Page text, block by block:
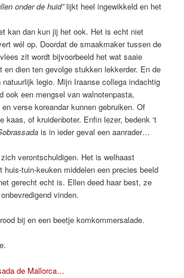
onder de huid”lijkt heel ingewikkeld en het
kan dan kun jij het ook. Het is echt niet
wél op. Doordat de smaakmaker tussen de
zit wordt bijvoorbeeld het wat saaie
en dien ten gevolge stukken lekkerder. En de
natuurlijk legio. Mijn Iraanse collega indachtig
ook een mengsel van walnotenpasta,
verse koreandar kunnen gebruiken. Of
kaas, of kruidenboter. Enfin lezer, bedenk ‘t
is in ieder geval een aanrader…
verontschuldigen. Het is welhaast
huis-tuin-keuken middelen een precies beeld
gerecht echt is. Ellen deed haar best, ze
vinden.
bij en een beetje komkommersalade.
de Mallorca…